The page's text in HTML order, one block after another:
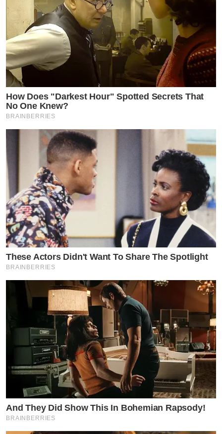
How Does "Darkest Hour" Spotted Secrets That
No One Knew?
BRAINBERRIES
These Actors Didn't Want To Share The Spotlight
BRAINBERRIES
And They Did Show This In Bohemian Rapsody!
BRAINBERRIES